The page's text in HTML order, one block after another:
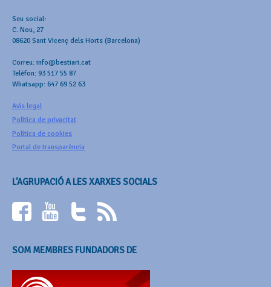
Seu social:
C. Nou, 27
08620 Sant Vicenç dels Horts (Barcelona)
Correu: info@bestiari.cat
Telèfon: 93 517 55 87
Whatsapp: 647 69 52 63
Avís legal
Política de privacitat
Política de cookies
Portal de transparència
L’AGRUPACIÓ A LES XARXES SOCIALS
SOM MEMBRES FUNDADORS DE